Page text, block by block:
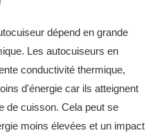
dépend en grande
Les autocuiseurs en
conductivité thermique,
d'énergie car ils atteignent
de cuisson. Cela peut se
moins élevées et un impact